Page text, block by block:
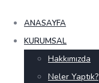
ANASAYFA
KURUMSAL
Hakkımızda
Neler Yaptık?